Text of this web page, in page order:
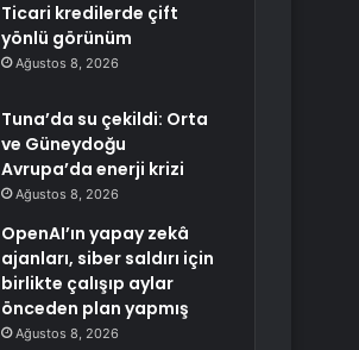
Ticari kredilerde çift
yönlü görünüm
Ağustos 8, 2026
Tuna’da su çekildi: Orta
ve Güneydoğu
Avrupa’da enerji krizi
Ağustos 8, 2026
OpenAI’ın yapay zekâ
ajanları, siber saldırı için
birlikte çalışıp aylar
önceden plan yapmış
Ağustos 8, 2026